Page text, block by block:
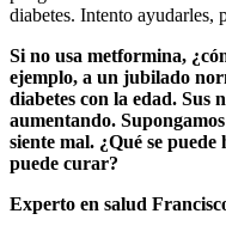
diabetes. Intento ayudarles,
Si no usa metformina,
ejemplo, a un jubilado
diabetes con la edad. Sus
aumentando.
siente mal. ¿Qué se
puede curar?
Experto en salud